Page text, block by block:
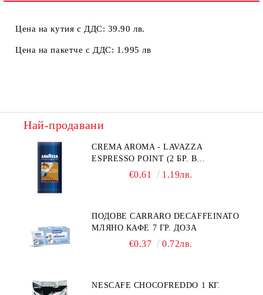
Цена на кутия с ДДС: 39.90 лв.
Цена на пакетче с ДДС: 1.995 лв
Най-продавани
CREMA AROMA - LAVAZZA
ESPRESSO POINT (2 БР. В
ПАКЕТЧЕ)€0.61 1.19лв.
ПОДОВЕ CARRARO DECAFFEINATO
МЛЯНО КАФЕ 7 ГР. ДОЗА
€0.37 0.72лв.
NESCAFE CHOCOFREDDO 1 КГ.